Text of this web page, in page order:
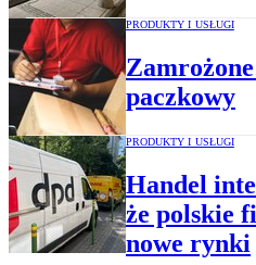
PRODUKTY I USŁUGI
paczkowy
PRODUKTY I USŁUGI
Handel
że polskie
nowe rynki